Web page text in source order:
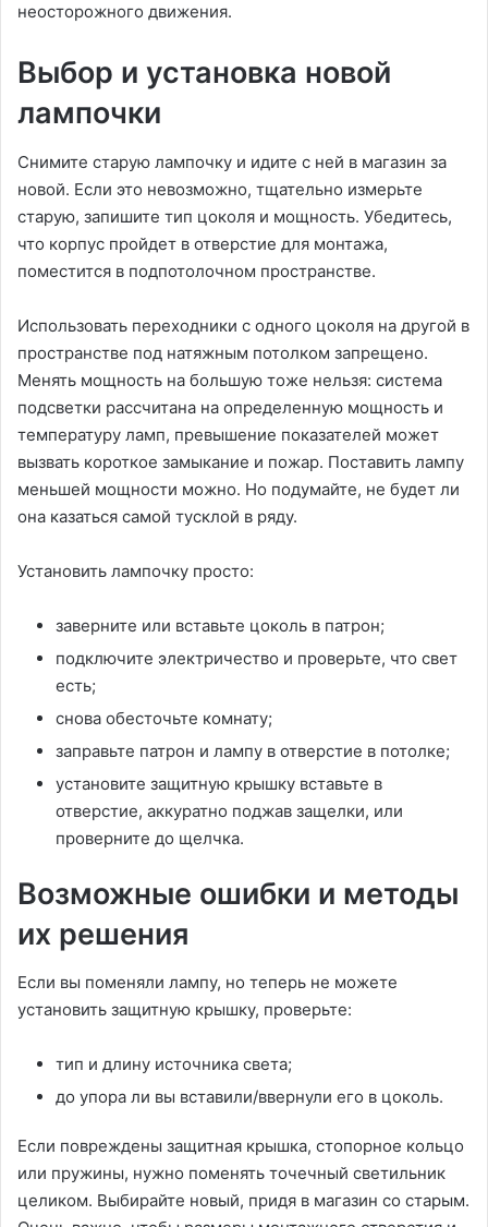
неосторожного движения.
Выбор и установка новой
лампочки
Снимите старую лампочку и идите с ней в магазин за
новой. Если это невозможно, тщательно измерьте
старую, запишите тип цоколя и мощность. Убедитесь,
что корпус пройдет в отверстие для монтажа,
поместится в подпотолочном пространстве.
Использовать переходники с одного цоколя на другой в
пространстве под натяжным потолком запрещено.
Менять мощность на большую тоже нельзя: система
подсветки рассчитана на определенную мощность и
температуру ламп, превышение показателей может
вызвать короткое замыкание и пожар. Поставить лампу
меньшей мощности можно. Но подумайте, не будет ли
она казаться самой тусклой в ряду.
Установить лампочку просто:
заверните или вставьте цоколь в патрон;
подключите электричество и проверьте, что свет
есть;
снова обесточьте комнату;
заправьте патрон и лампу в отверстие в потолке;
установите защитную крышку вставьте в
отверстие, аккуратно поджав защелки, или
проверните до щелчка.
Возможные ошибки и методы
их решения
Если вы поменяли лампу, но теперь не можете
установить защитную крышку, проверьте:
тип и длину источника света;
до упора ли вы вставили/ввернули его в цоколь.
Если повреждены защитная крышка, стопорное кольцо
или пружины, нужно поменять точечный светильник
целиком. Выбирайте новый, придя в магазин со старым.